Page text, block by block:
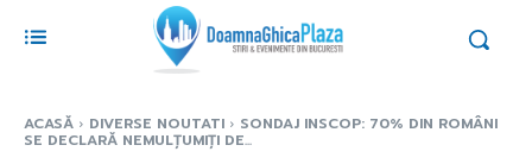
ACASĂ DIVERSE NOUTATI SONDAJ INSCOP: 70% DIN ROMÂNI
SE DECLARĂ NEMULȚUMIȚI DE...